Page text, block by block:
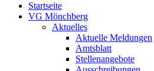
Startseite
VG Mönchberg
Aktuelles
Aktuelle Meldungen
Amtsblatt
Stellenangebote